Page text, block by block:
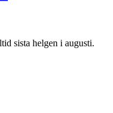
sista helgen i augusti.